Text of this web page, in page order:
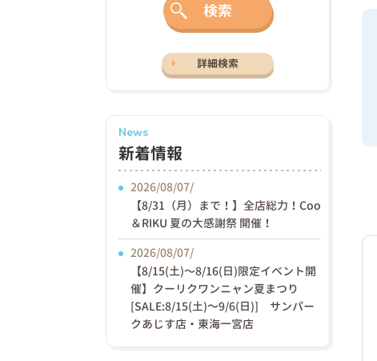
検索
詳細検索
News
新着情報
2026/08/07/
【8/31（月）まで！】全店総力！Coo
＆RIKU 夏の大感謝祭 開催！
2026/08/07/
【8/15(土)〜8/16(日)限定イベント開
催】クーリクワンニャン夏まつり
[SALE:8/15(土)～9/6(日)] サンパー
クあじす店・東海一宮店